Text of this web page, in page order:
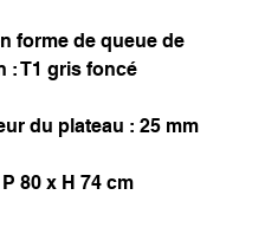
forme de queue de
: T1 gris foncé
du plateau : 25 mm
80 x H 74 cm